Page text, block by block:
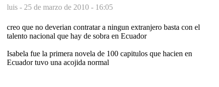
luis - 25 de marzo de 2010 - 16:05
creo que no deverian contratar a ningun extranjero basta con el
talento nacional que hay de sobra en Ecuador
Isabela fue la primera novela de 100 capitulos que hacien en
Ecuador tuvo una acojida normal